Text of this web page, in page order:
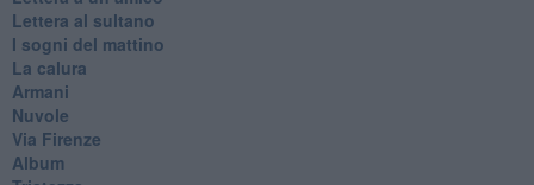
Lettera al sultano
I sogni del mattino
La calura
Armani
Nuvole
Via Firenze
Album